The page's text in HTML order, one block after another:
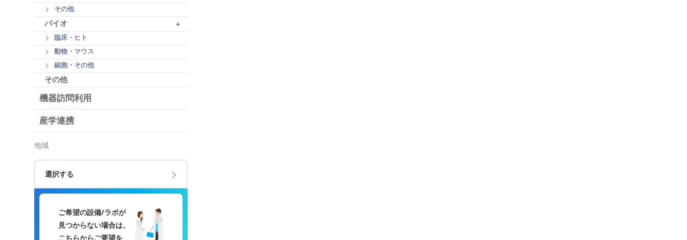
その他
バイオ +
臨床・ヒト
動物・マウス
細胞・その他
その他
機器訪問利用
産学連携
地域
選択する
ご希望の設備/ラボが
見つからない場合は、
こちらからご要望を